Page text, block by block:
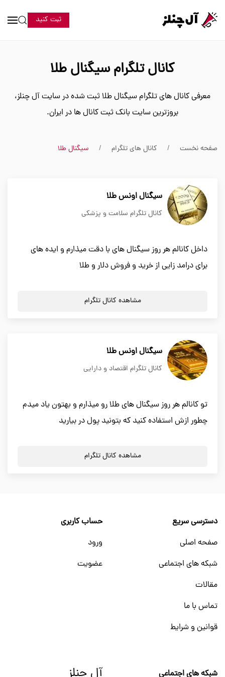
ثبت کنید
کانال تلگرام سیگنال طلا
معرفی کانال های تلگرام سیگنال طلا ثبت شده در سایت آل چنلز،
بروزترین سایت بانک ثبت کانال ها در ایران.
صفحه نخست کانال های تلگرام سیگنال طلا
سیگنال اونس طلا
کانال تلگرام سلامت و پزشکی
داخل کانالم هر روز سیگنال های با دقت میذارم و ایده های
برای درامد زایی از خرید و فروش دلار و طلا
مشاهده کانال تلگرام
سیگنال اونس طلا
کانال تلگرام اقتصاد و دارایی
تو کانالم هر روز سیگنال های طلا رو میذارم و بهتون یاد میدم
چطور ازش استفاده کنید که بتونید پول در بیارید
مشاهده کانال تلگرام
دسترسی سریع
صفحه اصلی
شبکه های اجتماعی
مقالات
تماس با ما
قوانین و شرایط
حساب کاربری
ورود
عضویت
شبکه های اجتماعی